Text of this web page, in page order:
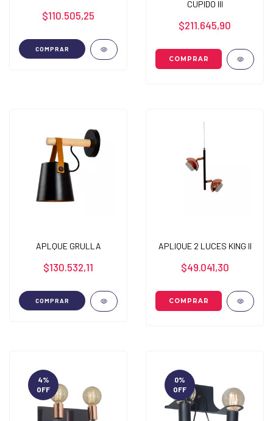
$110.505,25
COMPRAR
CUPIDO III
$211.645,90
APLQUE GRULLA
$130.532,11
COMPRAR
APLIQUE 2 LUCES KING II
$49.041,30
4%
OFF
0%
OFF